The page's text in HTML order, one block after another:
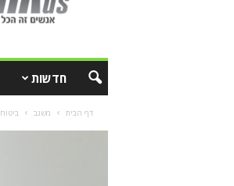
חדשות
דף הבית משגב ביטוח